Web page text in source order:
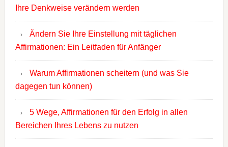
Ihre Denkweise verändern werden
Ändern Sie Ihre Einstellung mit täglichen
Affirmationen: Ein Leitfaden für Anfänger
Warum Affirmationen scheitern (und was Sie
dagegen tun können)
5 Wege, Affirmationen für den Erfolg in allen
Bereichen Ihres Lebens zu nutzen